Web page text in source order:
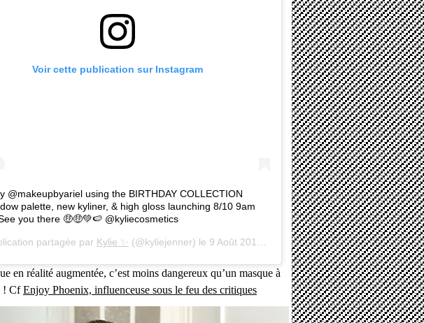
Voir cette publication sur Instagram
@makeupbyariel using the BIRTHDAY COLLECTION
palette, new kyliner, & high gloss launching 8/10 9am
you there 🤑🤑💚🍉 @kyliecosmetics
partagée par Kylie ✨ (@kyliejenner) le 9 Août 2019 à 11 :44 PDT
en réalité augmentée, c’est moins dangereux qu’un masque à
! CfEnjoy Phoenix, influenceuse sous le feu des critiques